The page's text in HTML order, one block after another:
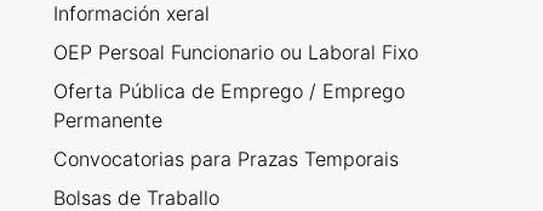
Información xeral
OEP Persoal Funcionario ou Laboral Fixo
Oferta Pública de Emprego / Emprego
Permanente
Convocatorias para Prazas Temporais
Bolsas de Traballo